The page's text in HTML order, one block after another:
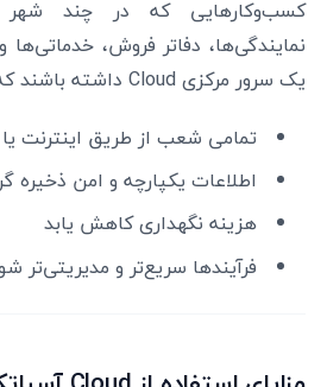
کسب‌وکارهایی که در چند شهر
نمایندگی‌ها، دفاتر فروش،
یک سرور مرکزی Cloud داشته باشند که:
تمامی شعب از طریق اینترنت یا VPN به آن وصل شوند
اطلاعات یکپارچه و امن ذخیره
هزینه نگهداری کاهش یابد
فرآیندها سریع‌تر و مدیریتی‌تر